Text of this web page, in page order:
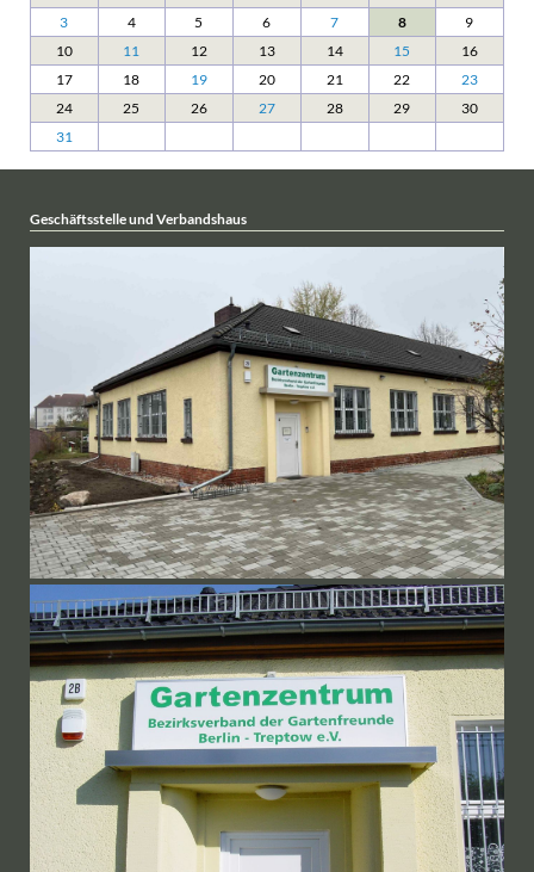
3
4 5 6 7 8
9
10
11 12 13 14 15
16
17
18 19 20 21 22
23
24
25 26 27 28 29
30
31
Geschäftsstelle und Verbandshaus